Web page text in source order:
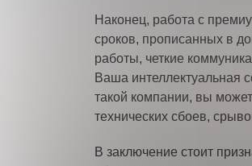
Наконец, работа с
сроков, прописанных в
работы, четкие
Ваша интеллектуальная
такой компании, вы
технических сбоев,
В заключение стоит